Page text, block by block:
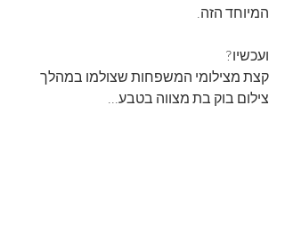
המיוחד הזה.
ועכשיו?
קצת מצילומי המשפחות שצולמו במהלך
צילום בוק בת מצווה בטבע...